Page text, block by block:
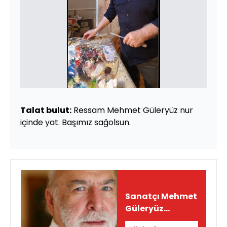
Talat bulut: Ressam Mehmet Güleryüz nur
içinde yat. Başımız sağolsun.
Sanatçı Mehmet
Güleryüz
hayatını